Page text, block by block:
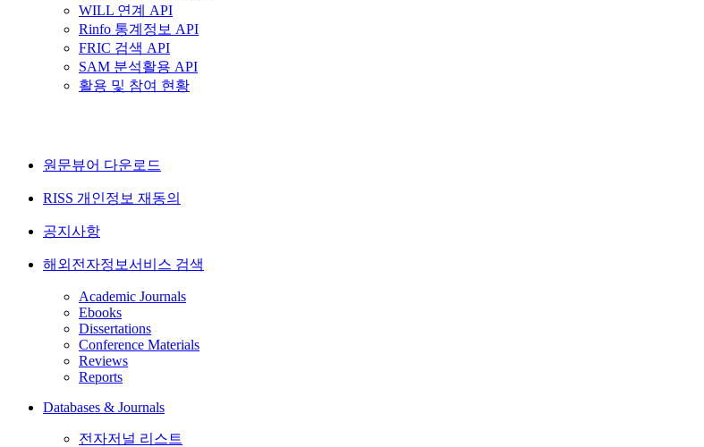
WILL 연계 API
Rinfo 통계정보 API
FRIC 검색 API
SAM 분석활용 API
활용 및 참여 현황
원문뷰어 다운로드
RISS 개인정보 재동의
공지사항
해외전자정보서비스 검색
Academic Journals
Ebooks
Dissertations
Conference Materials
Reviews
Reports
Databases & Journals
전자저널 리스트